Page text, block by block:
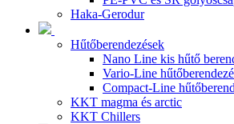
Haka-Gerodur
Hűtőberendezések
Nano Line kis hűtő
Vario-Line
Compact-Line
KKT magma és arctic
KKT Chillers